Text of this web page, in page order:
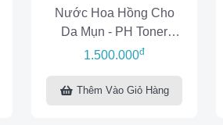
Nước Hoa Hồng Cho
Da Mụn - PH Toner
BioAcne
1.500.000đ
Thêm Vào Giỏ Hàng